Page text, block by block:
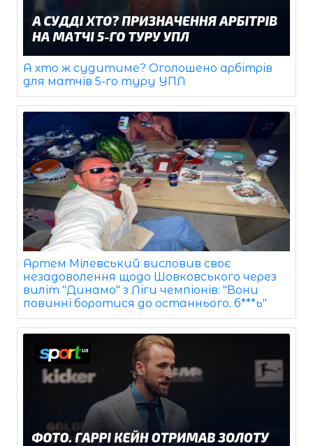
А хто ж судитиме? Оголошено арбітрів
для матчів 5-го туру УПЛ
Артем Мілевський висловив своє
незадоволення щодо Шовковського через
виліт "Динамо" з Ліги чемпіонів: "Вони
повинні боротися до останнього, б***ь"